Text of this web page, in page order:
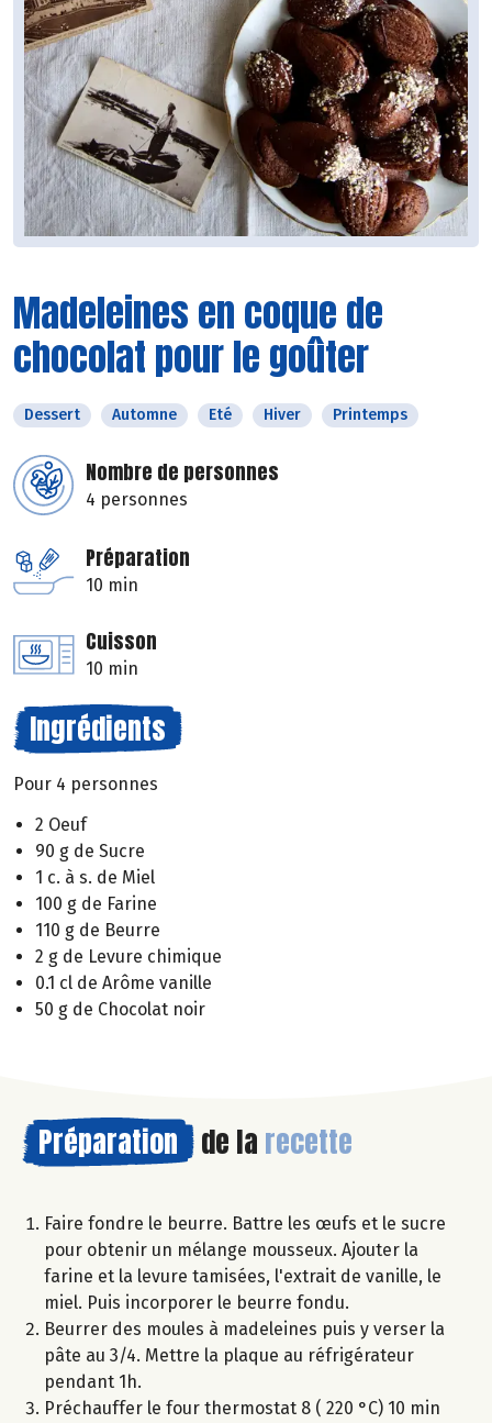
Madeleines en coque de
chocolat pour le goûter
Dessert Automne Eté Hiver Printemps
Nombre de personnes
4 personnes
Préparation
10 min
Cuisson
10 min
Ingrédients
Pour 4 personnes
2 Oeuf
90 g de Sucre
1 c. à s. de Miel
100 g de Farine
110 g de Beurre
2 g de Levure chimique
0.1 cl de Arôme vanille
50 g de Chocolat noir
Préparation de la recette
Faire fondre le beurre. Battre les œufs et le sucre
pour obtenir un mélange mousseux. Ajouter la
farine et la levure tamisées, l'extrait de vanille, le
miel. Puis incorporer le beurre fondu.
Beurrer des moules à madeleines puis y verser la
pâte au 3/4. Mettre la plaque au réfrigérateur
pendant 1h.
Préchauffer le four thermostat 8 ( 220 °C) 10 min